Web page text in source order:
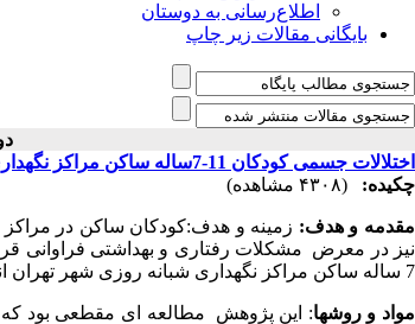
اطلاع‌رسانی به دوستان
بایگانی مقالات زیر چاپ
دوره
اختلالات جسمی کودکان 11-7ساله ساکن مراکز نگهداری شبانه روزی
چکیده:
(۴۳۰۸ مشاهده)
مقدمه و هدف: زمینه و هدف:کودکان ساکن در مراکز
7 ساله ساکن مراکز نگهداری شبانه روزی شهر تهران انجام گردید.
مواد و روشها